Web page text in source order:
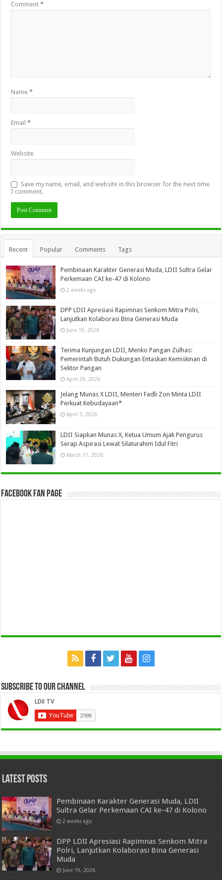
Comment*
Name*
Email*
Website
Save my name, email, and website in this browser for the next time
I comment.
Recent Popular Comments Tags
Pembinaan Karakter Generasi Muda, LDII Sultra Gelar
Perkemaan CAI ke-47 di Kolono
2 weeks ago
DPP LDII Apresiasi Rapimnas Senkom Mitra Polri,
Lanjutkan Kolaborasi Bina Generasi Muda
June 19, 2026
Terima Kunjungan LDII, Menko Pangan Zulhas:
Pemerintah Butuh Dukungan Entaskan Kemiskinan di
Sektor Pangan
April 29, 2026
Jelang Munas X LDII, Menteri Fadli Zon Minta LDII
Perkuat Kebudayaan*
April 3, 2026
LDII Siapkan Munas X, Ketua Umum Ajak Pengurus
Serap Aspirasi Lewat Silaturahim Idul Fitri
March 31, 2026
Facebook Fan Page
Subscribe to our Channel
Latest Posts
Pembinaan Karakter Generasi Muda, LDII
Sultra Gelar Perkemaan CAI ke-47 di Kolono
2 weeks ago
DPP LDII Apresiasi Rapimnas Senkom Mitra
Polri, Lanjutkan Kolaborasi Bina Generasi
Muda
June 19, 2026